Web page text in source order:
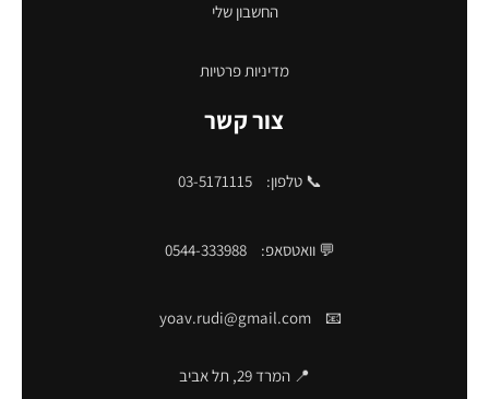
החשבון שלי
מדיניות פרטיות
צור קשר
📞 טלפון: 03-5171115
💬 וואטסאפ: 0544-333988
📧
yoav.rudi@gmail.com
📍 המרד 29, תל אביב